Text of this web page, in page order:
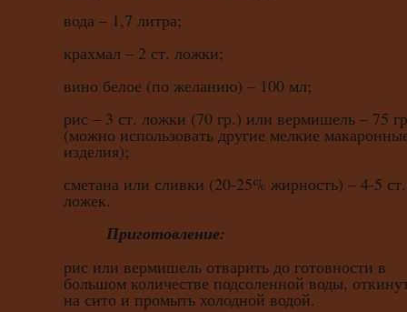
вода – 1,7 литра;
крахмал – 2 ст. ложки;
вино белое (по желанию) – 100 мл;
рис – 3 ст. ложки (70 гр.) или вермишель – 75
(можно использовать другие мелкие
изделия);
сметана или сливки (20-25% жирность) – 4-5 ст.
ложек.
Приготовление:
рис или вермишель отварить до готовности в
большом количестве подсоленной воды,
на сито и промыть холодной водой.